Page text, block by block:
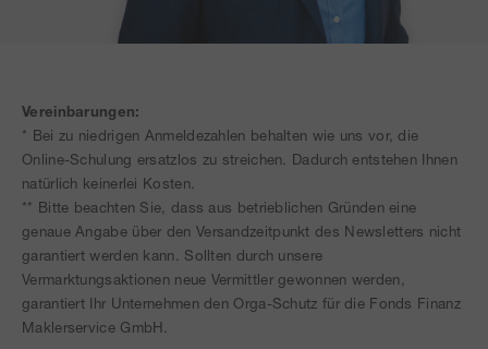
Vereinbarungen:
* Bei zu niedrigen Anmeldezahlen behalten wie uns vor, die
Online-Schulung ersatzlos zu streichen. Dadurch entstehen Ihnen
natürlich keinerlei Kosten.
** Bitte beachten Sie, dass aus betrieblichen Gründen eine
genaue Angabe über den Versandzeitpunkt des Newsletters nicht
garantiert werden kann. Sollten durch unsere
Vermarktungsaktionen neue Vermittler gewonnen werden,
garantiert Ihr Unternehmen den Orga-Schutz für die Fonds Finanz
Maklerservice GmbH.